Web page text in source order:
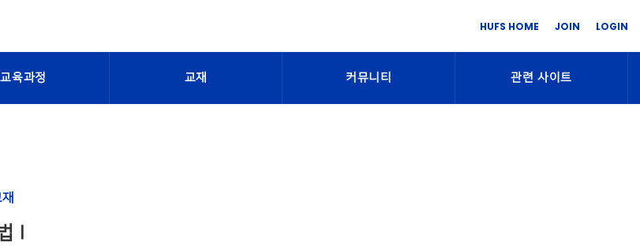
HUFS HOME JOIN LOGIN
교육과정 교재 커뮤니티 관련 사이트
I